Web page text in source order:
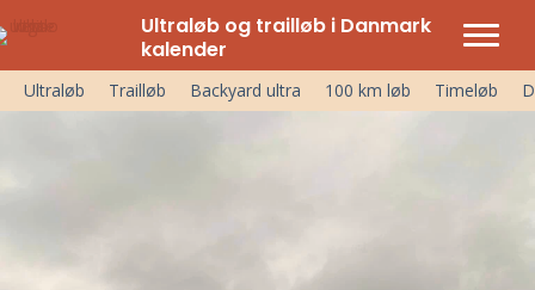
Ultraløb og trailløb i Danmark
kalender
Ultraløb Trailløb Backyard ultra 100 km løb Timeløb